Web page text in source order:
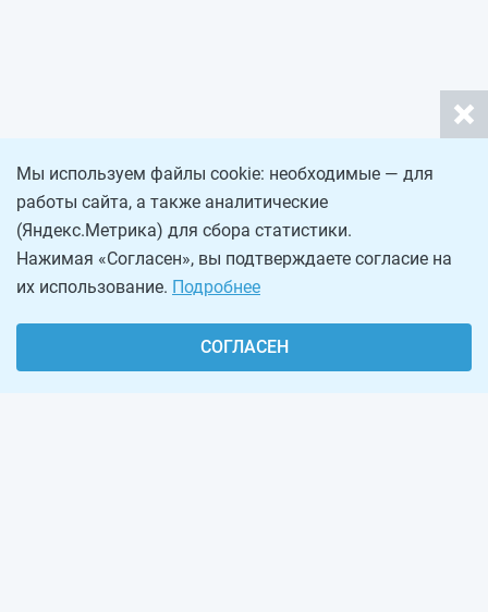
Мы используем файлы cookie: необходимые — для
работы сайта, а также аналитические
(Яндекс.Метрика) для сбора статистики.
Нажимая «Согласен», вы подтверждаете согласие на
их использование. Подробнее
СОГЛАСЕН